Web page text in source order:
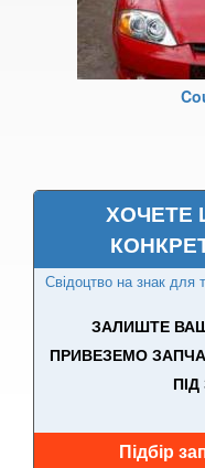
i40 (VF)
Ioniq 5
Kona
Matrix (FC)
ХОЧЕТЕ
Свідоцтво на знак для
ЗАЛИШТЕ
ПРИВЕЗЕМО
Підбір